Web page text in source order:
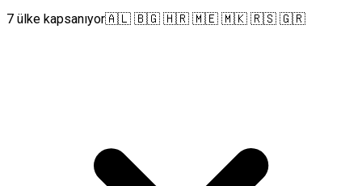
7 ülke kapsanıyor🇦🇱 🇧🇬 🇭🇷 🇲🇪 🇲🇰 🇷🇸 🇬🇷